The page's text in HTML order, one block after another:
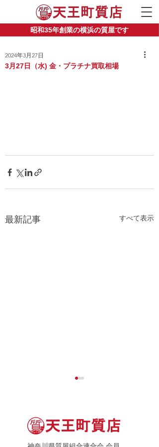
昭和35年創業の横浜の質屋です
3月27日（水) 金・プラチナ買取相場
2024年3月27日
最新記事 すべて表示